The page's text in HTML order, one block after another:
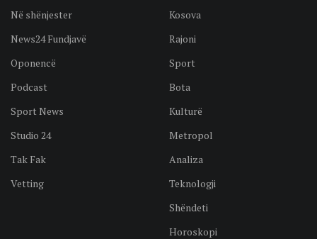
Në shënjester
News24 Fundjavë
Oponencë
Podcast
Sport News
Studio 24
Tak Fak
Vetting
Kosova
Rajoni
Sport
Bota
Kulturë
Metropol
Analiza
Teknologji
Shëndeti
Horoskopi